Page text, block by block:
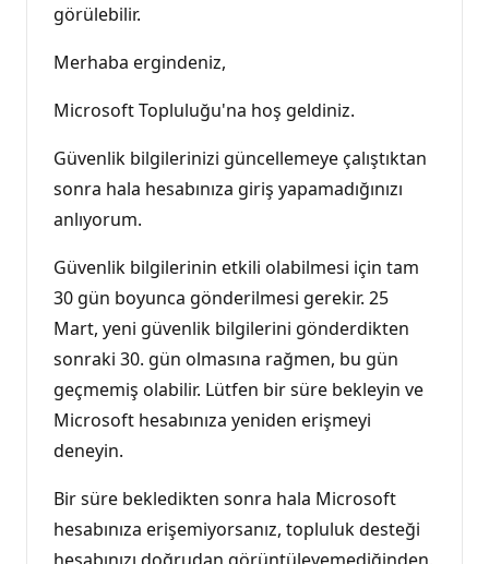
görülebilir.
Merhaba ergindeniz,
Microsoft Topluluğu'na hoş geldiniz.
Güvenlik bilgilerinizi güncellemeye çalıştıktan
sonra hala hesabınıza giriş yapamadığınızı
anlıyorum.
Güvenlik bilgilerinin etkili olabilmesi için tam
30 gün boyunca gönderilmesi gerekir. 25
Mart, yeni güvenlik bilgilerini gönderdikten
sonraki 30. gün olmasına rağmen, bu gün
geçmemiş olabilir. Lütfen bir süre bekleyin ve
Microsoft hesabınıza yeniden erişmeyi
deneyin.
Bir süre bekledikten sonra hala Microsoft
hesabınıza erişemiyorsanız, topluluk desteği
hesabınızı doğrudan görüntüleyemediğinden,